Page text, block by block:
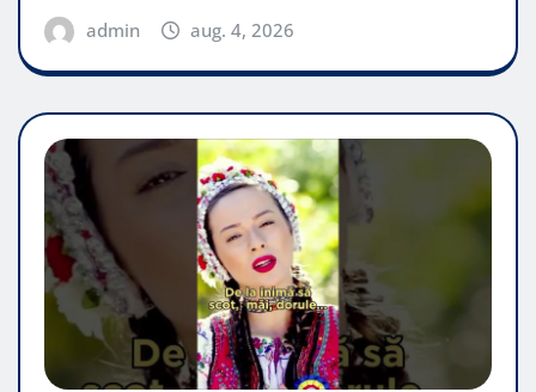
admin aug. 4, 2026